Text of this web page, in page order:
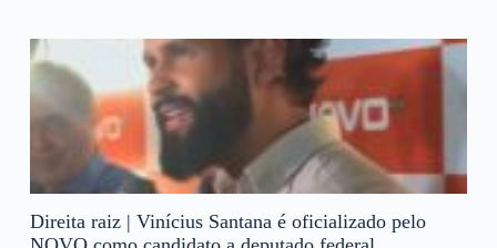
Direita raiz | Vinícius Santana é oficializado pelo